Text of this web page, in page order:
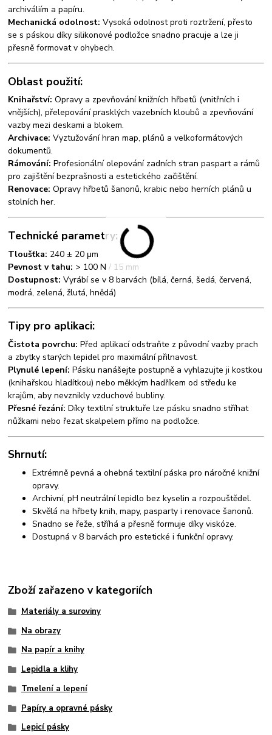
archiváliím a papíru.
Mechanická odolnost: Vysoká odolnost proti roztržení, přesto
se s páskou díky silikonové podložce snadno pracuje a lze ji
přesně formovat v ohybech.
Oblast použití:
Knihařství: Opravy a zpevňování knižních hřbetů (vnitřních i
vnějších), přelepování prasklých vazebních kloubů a zpevňování
vazby mezi deskami a blokem.
Archivace: Vyztužování hran map, plánů a velkoformátových
dokumentů.
Rámování: Profesionální olepování zadních stran paspart a rámů
pro zajištění bezprašnosti a estetického začištění.
Renovace: Opravy hřbetů šanonů, krabic nebo herních plánů u
stolních her.
Technické parametry:
Tloušťka: 240 ± 20 μm
Pevnost v tahu: > 100 N / 15 mm
Dostupnost: Vyrábí se v 8 barvách (bílá, černá, šedá, červená,
modrá, zelená, žlutá, hnědá)
Tipy pro aplikaci:
Čistota povrchu: Před aplikací odstraňte z původní vazby prach
a zbytky starých lepidel pro maximální přilnavost.
Plynulé lepení: Pásku nanášejte postupně a vyhlazujte ji kostkou
(knihařskou hladítkou) nebo měkkým hadříkem od středu ke
krajům, aby nevznikly vzduchové bubliny.
Přesné řezání: Díky textilní struktuře lze pásku snadno stříhat
nůžkami nebo řezat skalpelem přímo na podložce.
Shrnutí:
Extrémně pevná a ohebná textilní páska pro náročné knižní
opravy.
Archivní, pH neutrální lepidlo bez kyselin a rozpouštědel.
Skvělá na hřbety knih, mapy, pasparty i renovace šanonů.
Snadno se řeže, stříhá a přesně formuje díky viskóze.
Dostupná v 8 barvách pro estetické i funkční opravy.
Zboží zařazeno v kategoriích
Materiály a suroviny
Na obrazy
Na papír a knihy
Lepidla a klihy
Tmelení a lepení
Papíry a opravné pásky
Lepicí pásky